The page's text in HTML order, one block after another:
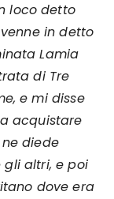
loco detto
in detto
Lamia
di Tre
e mi disse
acquistare
diede
altri, e poi
dove era